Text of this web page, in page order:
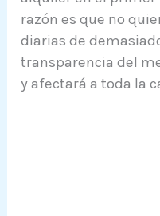
razón es que no
diarias de
transparencia del
y afectará a toda la